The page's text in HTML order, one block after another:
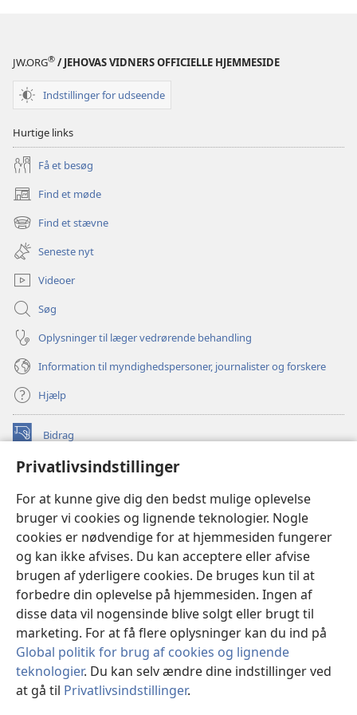
Privatlivsindstillinger
For at kunne give dig den bedst mulige oplevelse
bruger vi cookies og lignende teknologier. Nogle
cookies er nødvendige for at hjemmesiden fungerer
og kan ikke afvises. Du kan acceptere eller afvise
brugen af yderligere cookies. De bruges kun til at
forbedre din oplevelse på hjemmesiden. Ingen af
disse data vil nogensinde blive solgt eller brugt til
marketing. For at få flere oplysninger kan du ind på
Global politik for brug af cookies og lignende
teknologier. Du kan selv ændre dine indstillinger ved
at gå til Privatlivsindstillinger.
JW.ORG® / JEHOVAS VIDNERS OFFICIELLE HJEMMESIDE
Indstillinger for udseende
Hurtige links
Få et besøg
Find et møde
(åbner
nyt
vindue)
Find et stævne
(åbner
nyt
vindue)
Seneste nyt
Videoer
Søg
Oplysninger til læger vedrørende behandling
Information til myndighedspersoner, journalister og forskere
Hjælp
Bidrag
(åbner
vindue)Watchtower ONLINE LIBRARY™
nyt
vindue)JW Hub
(åbner
nyt
vindue)JW Library
Watchtower Library
Copyright© 2026 Watch Tower Bible and Tract Society of Pennsylvania.
ANVENDELSESVILKÅR
PRIVATLIVSINDSTILLINGER